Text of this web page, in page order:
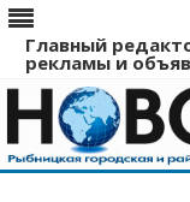
Главный
рекламы и